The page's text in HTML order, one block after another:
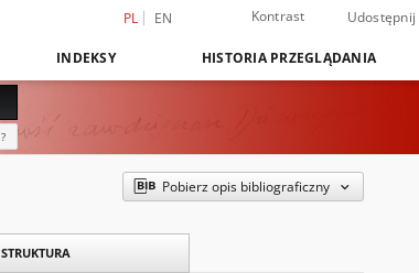
PL EN Kontrast Udostępnij
INDEKSY HISTORIA PRZEGLĄDANIA
?
Pobierz opis bibliograficzny
STRUKTURA